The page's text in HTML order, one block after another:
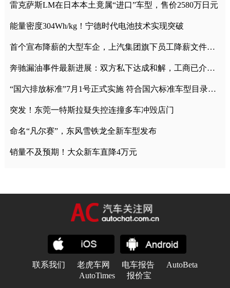
雷克萨斯LM在日本本土竟属“进口”车型，售价2580万日元
能量密度304Wh/kg！宁德时代电池技术实现突破
首个宣布降薪的大型车企，上汽集团旗下员工降薪文件曝光
奔驰漏油事件最新进展：双方私下达成和解，工商已介入调查
“国六排放标准”7月1号正式实施 符合国六标准车型目录一览
突发！东莞一特斯拉疑失控连撞多车冲毁店门
命名“凡尔赛”，东风雪铁龙全新车型发布
销量不及预期！大众新车直降4万元
联系我们 老虎车网 电车报告
AutoBeta
AutoTimes
报价宝